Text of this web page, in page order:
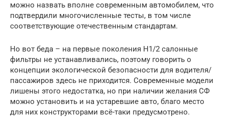
можно назвать вполне современным автомобилем, что
подтвердили многочисленные тесты, в том числе
соответствующие отечественным стандартам.
Но вот беда – на первые поколения Н1/2 салонные
фильтры не устанавливались, поэтому говорить о
концепции экологической безопасности для водителя/
пассажиров здесь не приходится. Современные модели
лишены этого недостатка, но при наличии желания СФ
можно установить и на устаревшие авто, благо место
для них конструкторами всё-таки предусмотрено.